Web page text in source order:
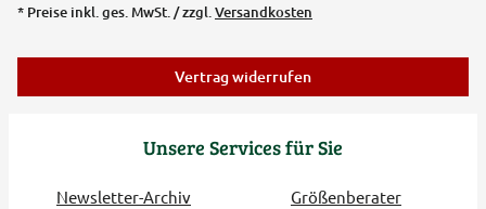
Unsere Services für Sie
Newsletter-Archiv
Größenberater
* Preise inkl. ges. MwSt. / zzgl.Versandkosten
Vertrag widerrufen